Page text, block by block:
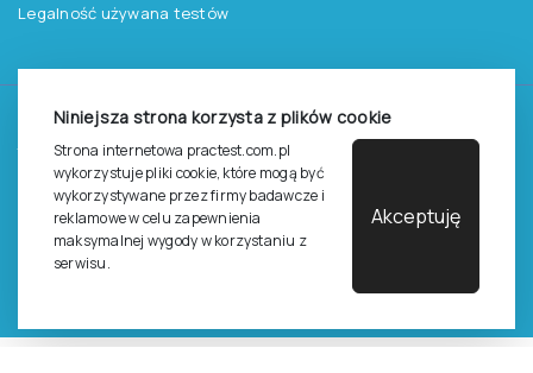
Niniejsza strona korzysta z plików cookie
Strona internetowa practest.com.pl
wykorzystuje pliki cookie, które mogą być
wykorzystywane przez firmy badawcze i
reklamowe w celu zapewnienia
maksymalnej wygody w korzystaniu z
serwisu.
Akceptuję
Legalność używana testów
Pracownia Testów Psychologicznych Polskiego
Towarzystwa Psychologicznego sp. z o.o.
Wszelkie prawa zastrzeżone.
Regulamin Polityka prywantości